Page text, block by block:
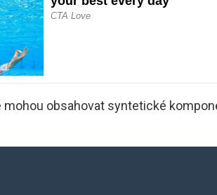
obsahovat syntetické